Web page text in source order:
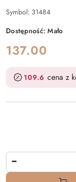
Symbol: 31484
Dostępność:Mało
cena:
137.00
109.6 cena z
Ilość